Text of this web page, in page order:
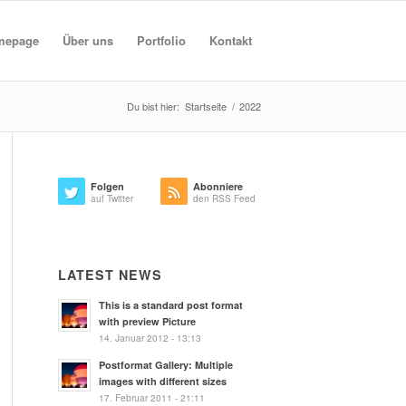
Über uns Portfolio Kontakt
Du bist hier: Startseite / 2022
Folgen
auf Twitter
Abonniere
den RSS Feed
LATEST NEWS
This is a standard post format
with preview Picture
14. Januar 2012 - 13:13
Postformat Gallery: Multiple
images with different sizes
17. Februar 2011 - 21:11